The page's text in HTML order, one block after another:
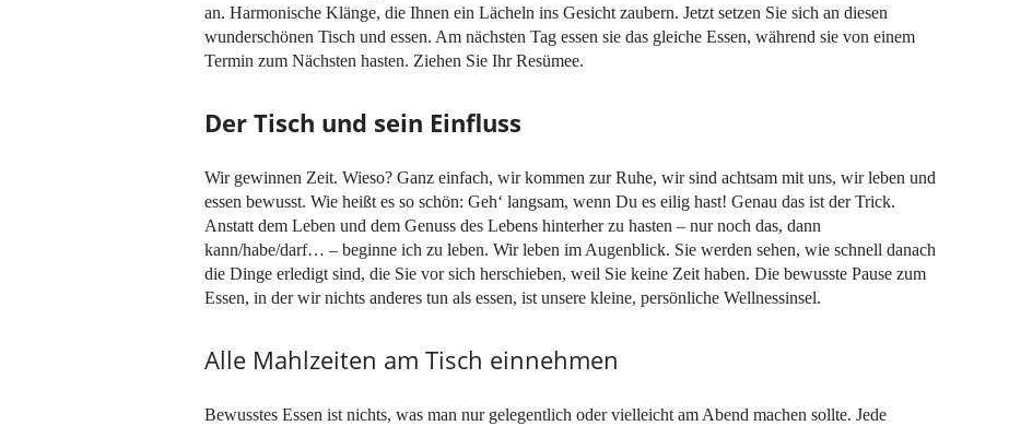
an. Harmonische Klänge, die Ihnen ein Lächeln ins Gesicht zaubern. Jetzt setzen Sie sich an diesen
wunderschönen Tisch und essen. Am nächsten Tag essen sie das gleiche Essen, während sie von einem
Termin zum Nächsten hasten. Ziehen Sie Ihr Resümee.
Der Tisch und sein Einfluss
Wir gewinnen Zeit. Wieso? Ganz einfach, wir kommen zur Ruhe, wir sind achtsam mit uns, wir leben und
essen bewusst. Wie heißt es so schön: Geh‘ langsam, wenn Du es eilig hast! Genau das ist der Trick.
Anstatt dem Leben und dem Genuss des Lebens hinterher zu hasten – nur noch das, dann
kann/habe/darf… – beginne ich zu leben. Wir leben im Augenblick. Sie werden sehen, wie schnell danach
die Dinge erledigt sind, die Sie vor sich herschieben, weil Sie keine Zeit haben. Die bewusste Pause zum
Essen, in der wir nichts anderes tun als essen, ist unsere kleine, persönliche Wellnessinsel.
Alle Mahlzeiten am Tisch einnehmen
Bewusstes Essen ist nichts, was man nur gelegentlich oder vielleicht am Abend machen sollte. Jede